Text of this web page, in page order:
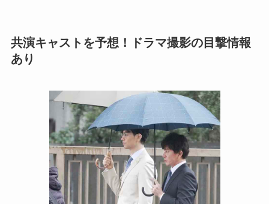
共演キャストを予想！ドラマ撮影の目撃情報
あり